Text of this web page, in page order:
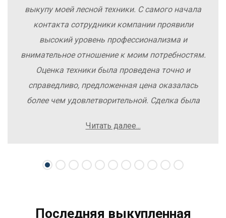
выкупу моей лесной техники. С самого начала
контакта сотрудники компании проявили
высокий уровень профессионализма и
внимательное отношение к моим потребностям.
Оценка техники была проведена точно и
справедливо, предложенная цена оказалась
более чем удовлетворительной. Сделка была
осложнений. Рекомендую компанию Excavator
свою спецтехнику.
Читать далее...
Последняя выкупленная